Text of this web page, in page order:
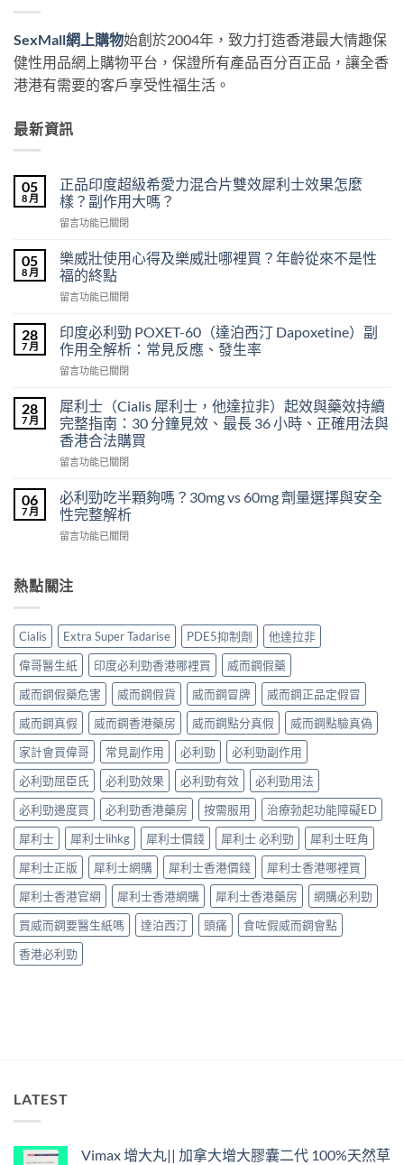
SexMall網上購物始創於2004年，致力打造香港最大情趣保
健性用品網上購物平台，保證所有產品百分百正品，讓全香
港港有需要的客戶享受性福生活。
最新資訊
05
8 月
正品印度超級希愛力混合片雙效犀利士效果怎麼
樣？副作用大嗎？
在
品
印
度
超
希
愛
力
混
片
雙
效
利
效
果
怎
麼
作
嗎？〉
中
留言功能已關閉
05
8 月
樂威壯使用心得及樂威壯哪裡買？年齡從來不是性
福的終點
在
威
壯
使
用
得
及
樂
威
壯
裡
買？
齡
不
福
的
終
點〉
中
留言功能已關閉
28
7 月
印度必利勁 POXET-60（達泊西汀 Dapoxetine）副
作用全解析：常見反應、發生率
在
度
必
利
勁
POXET-
泊
西
汀
Dapoxetine）
用
析：
常
見
反
應、
發
生
率〉
中
留言功能已關閉
28
7 月
犀利士（Cialis 犀利士，他達拉非）起效與藥效持續
完整指南：30 分鐘見效、最長 36 小時、正確用法與
香港合法購買
在
利
士
（Cialis
犀
他
非）
起
效
與
藥
效
持
續
完
整
指
南：
30
分
見
效、
最
長
36
小
時、
正
購
留言功能已關閉
06
7 月
必利勁吃半顆夠嗎？30mg vs 60mg 劑量選擇與安全
性完整解析
在
勁
吃
顆
夠
嗎？
30mg
vs
60mg
劑
量
選
擇
與
安
全
性
整
解
析〉
中
留言功能已關閉
熱點關注
Cialis Extra Super Tadarise PDE5抑制劑
他達拉非
偉哥醫生紙
印度必利勁香港哪裡買
威而鋼假藥
威而鋼假藥危害
威而鋼假貨 威而鋼冒牌
威而鋼正品定假冒
威而鋼真假
威而鋼香港藥房 威而鋼點分真假
威而鋼點驗真偽
家計會買偉哥
常見副作用 必利勁
必利勁副作用
必利勁屈臣氏
必利勁效果 必利勁有效
必利勁用法
必利勁邊度買
必利勁香港藥房 按需服用
治療勃起功能障礙ED
犀利士
犀利士lihkg 犀利士價錢 犀利士 必利勁
犀利士旺角
犀利士正版
犀利士網購 犀利士香港價錢
犀利士香港哪裡買
犀利士香港官網
犀利士香港網購 犀利士香港藥房
網購必利勁
買威而鋼要醫生紙嗎
達泊西汀 頭痛
食咗假威而鋼會點
香港必利勁
LATEST
Vimax 增大丸|| 加拿大增大膠囊二代 100%天然草